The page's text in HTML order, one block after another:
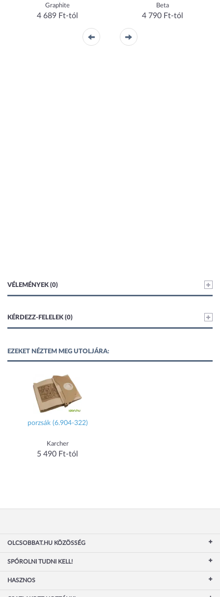
2db
Graphite
4 689 Ft-tól
Beta
4 790 Ft-tól
VÉLEMÉNYEK (0)
KÉRDEZZ-FELELEK (0)
EZEKET NÉZTEM MEG UTOLJÁRA:
porzsák (6.904-322)
Karcher
5 490 Ft-tól
OLCSOBBAT.HU KÖZÖSSÉG
SPÓROLNI TUDNI KELL!
HASZNOS